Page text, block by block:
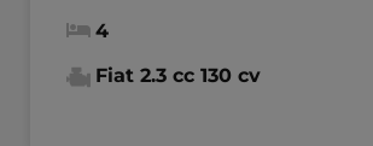
4
Fiat 2.3 cc 130 cv